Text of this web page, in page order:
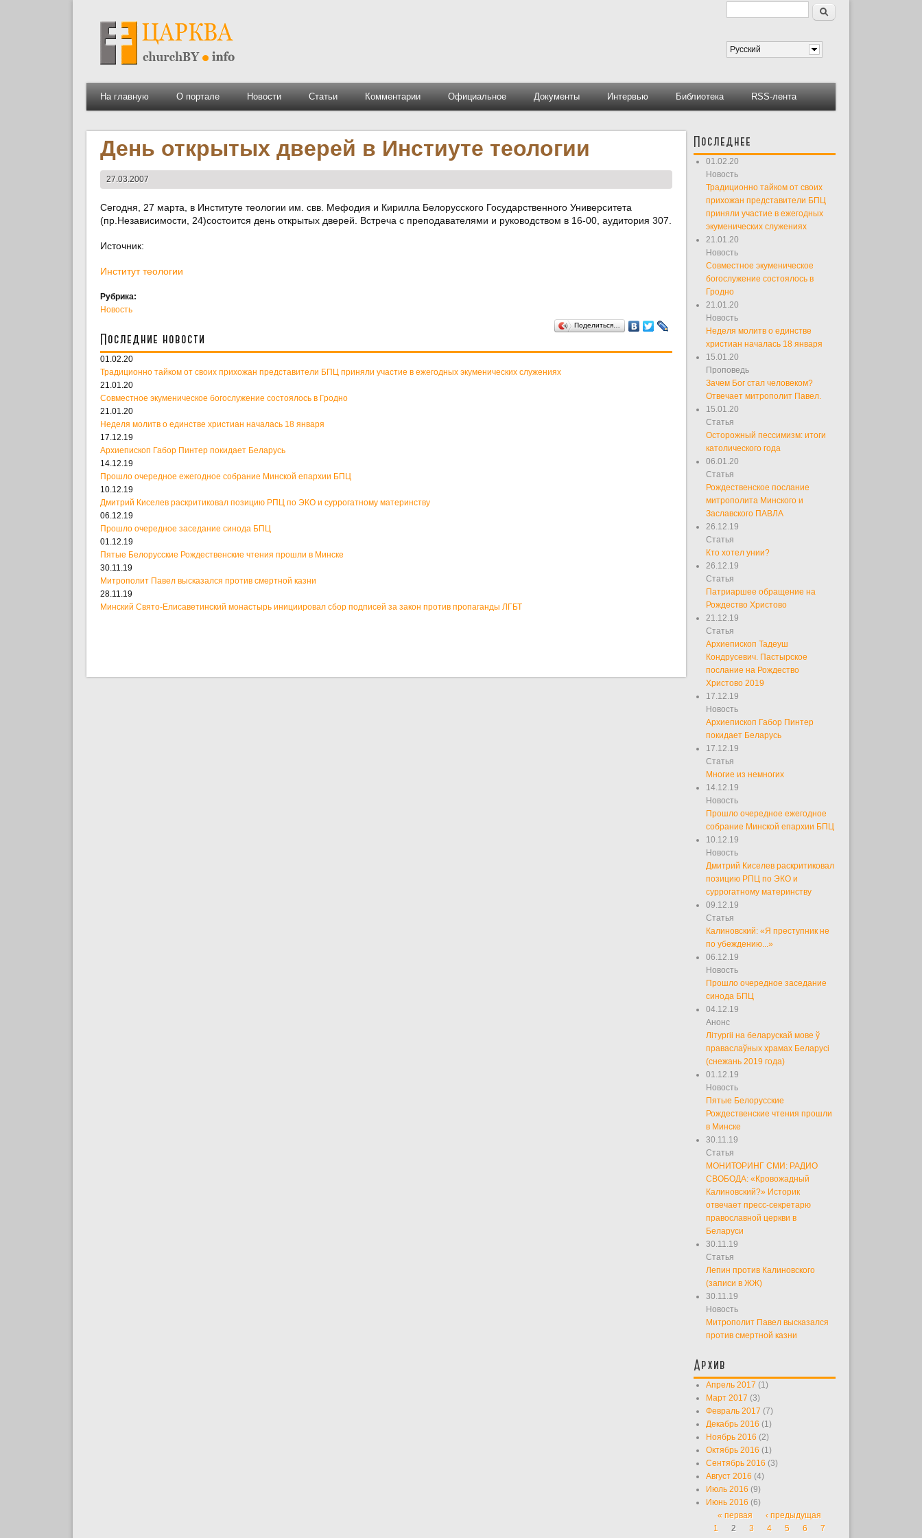
Форма поиска
Поиск
Русский
На главную О портале Новости Статьи Комментарии Официальное Документы Интервью Библиотека RSS-лента
День открытых дверей в Инстиуте теологии
27.03.2007
Сегодня, 27 марта, в Институте теологии им. свв. Мефодия и Кирилла Белорусского Государственного Университета
(пр.Независимости, 24)состоится день открытых дверей. Встреча с преподавателями и руководством в 16-00, аудитория 307.
Источник:
Институт теологии
Рубрика:
Новость
Поделиться…
Последние новости
01.02.20
Традиционно тайком от своих прихожан представители БПЦ приняли участие в ежегодных экуменических служениях
21.01.20
Совместное экуменическое богослужение состоялось в Гродно
21.01.20
Неделя молитв о единстве христиан началась 18 января
17.12.19
Архиепископ Габор Пинтер покидает Беларусь
14.12.19
Прошло очередное ежегодное собрание Минской епархии БПЦ
10.12.19
Дмитрий Киселев раскритиковал позицию РПЦ по ЭКО и суррогатному материнству
06.12.19
Прошло очередное заседание синода БПЦ
01.12.19
Пятые Белорусские Рождественские чтения прошли в Минске
30.11.19
Митрополит Павел высказался против смертной казни
28.11.19
Минский Свято-Елисаветинский монастырь инициировал сбор подписей за закон против пропаганды ЛГБТ
Последнее
01.02.20
Новость
Традиционно тайком от своих
прихожан представители БПЦ
приняли участие в ежегодных
экуменических служениях
21.01.20
Новость
Совместное экуменическое
богослужение состоялось в
Гродно
21.01.20
Новость
Неделя молитв о единстве
христиан началась 18 января
15.01.20
Проповедь
Зачем Бог стал человеком?
Отвечает митрополит Павел.
15.01.20
Статья
Осторожный пессимизм: итоги
католического года
06.01.20
Статья
Рождественское послание
митрополита Минского и
Заславского ПАВЛА
26.12.19
Статья
Кто хотел унии?
26.12.19
Статья
Патриаршее обращение на
Рождество Христово
21.12.19
Статья
Архиепископ Тадеуш
Кондрусевич. Пастырское
послание на Рождество
Христово 2019
17.12.19
Новость
Архиепископ Габор Пинтер
покидает Беларусь
17.12.19
Статья
Многие из немногих
14.12.19
Новость
Прошло очередное ежегодное
собрание Минской епархии БПЦ
10.12.19
Новость
Дмитрий Киселев раскритиковал
позицию РПЦ по ЭКО и
суррогатному материнству
09.12.19
Статья
Калиновский: «Я преступник не
по убеждению...»
06.12.19
Новость
Прошло очередное заседание
синода БПЦ
04.12.19
Анонс
Літургіі на беларускай мове ў
праваслаўных храмах Беларусі
(снежань 2019 года)
01.12.19
Новость
Пятые Белорусские
Рождественские чтения прошли
в Минске
30.11.19
Статья
МОНИТОРИНГ СМИ: РАДИО
СВОБОДА: «Кровожадный
Калиновский?» Историк
отвечает пресс-секретарю
православной церкви в
Беларуси
30.11.19
Статья
Лепин против Калиновского
(записи в ЖЖ)
30.11.19
Новость
Митрополит Павел высказался
против смертной казни
Архив
Апрель 2017 (1)
Март 2017 (3)
Февраль 2017 (7)
Декабрь 2016 (1)
Ноябрь 2016 (2)
Октябрь 2016 (1)
Сентябрь 2016 (3)
Август 2016 (4)
Июль 2016 (9)
Июнь 2016 (6)
Страницы
« первая
‹ предыдущая
1
2 3 4 5 6
7